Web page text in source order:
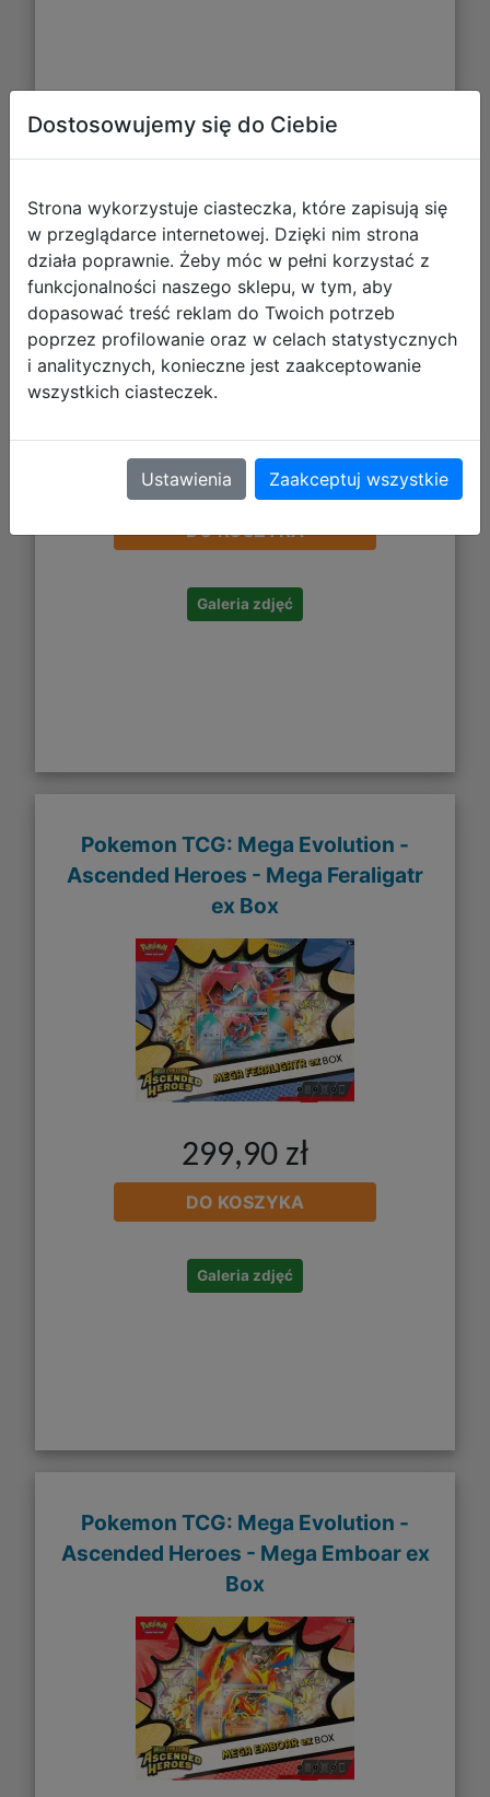
Pokemon TCG: Mega Evolution - Pitch
Black - 3-Pack Blister
119,99 zł
DO KOSZYKA
Galeria zdjęć
Pokemon TCG: Mega Evolution -
Ascended Heroes - Mega Feraligatr
ex Box
299,90 zł
DO KOSZYKA
Galeria zdjęć
Pokemon TCG: Mega Evolution -
Ascended Heroes - Mega Emboar ex
Box
Dostosowujemy się do Ciebie
Strona wykorzystuje ciasteczka, które zapisują się
w przeglądarce internetowej. Dzięki nim strona
działa poprawnie. Żeby móc w pełni korzystać z
funkcjonalności naszego sklepu, w tym, aby
dopasować treść reklam do Twoich potrzeb
poprzez profilowanie oraz w celach statystycznych
i analitycznych, konieczne jest zaakceptowanie
wszystkich ciasteczek.
Ustawienia Zaakceptuj wszystkie